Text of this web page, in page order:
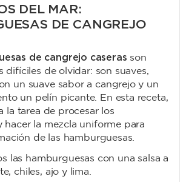
DEL MAR:
DE CANGREJO
de cangrejo caseras son
difíciles de olvidar: son suaves,
un suave sabor a cangrejo y un
un pelín picante. En esta receta,
la tarea de procesar los
hacer la mezcla uniforme para
de las hamburguesas.
las hamburguesas con una salsa a
chiles, ajo y lima.